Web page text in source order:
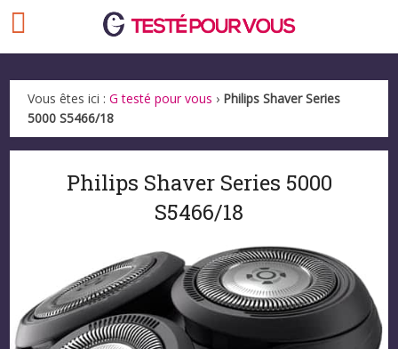
Vous êtes ici :G testé pour vous › Philips Shaver Series
5000 S5466/18
Philips Shaver Series 5000
S5466/18